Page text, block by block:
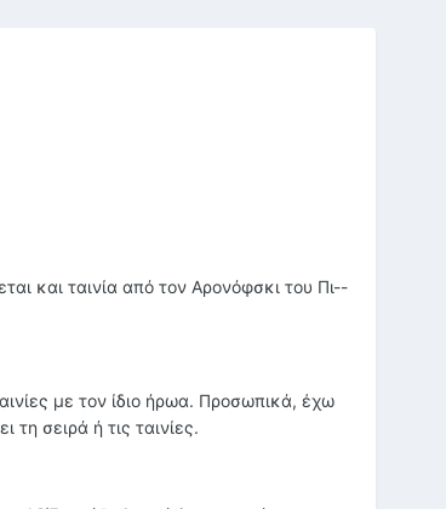
και ταινία από τον Αρονόφσκι του Πι--
με τον ίδιο ήρωα. Προσωπικά, έχω
σειρά ή τις ταινίες.